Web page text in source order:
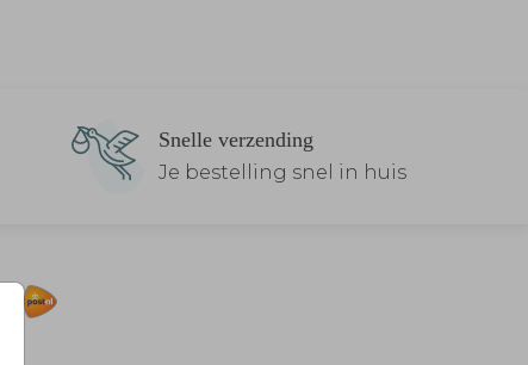
Snelle verzending
Je bestelling snel in huis